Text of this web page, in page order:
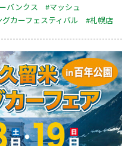
バンクス
#マッシュ
カーフェスティバル #札幌店